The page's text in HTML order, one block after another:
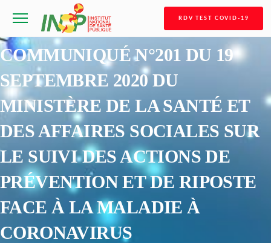
RDV TEST COVID-19
COMMUNIQUÉ N°201 DU 19
SEPTEMBRE 2020 DU
MINISTÈRE DE LA SANTÉ ET
DES AFFAIRES SOCIALES SUR
LE SUIVI DES ACTIONS DE
PRÉVENTION ET DE RIPOSTE
FACE À LA MALADIE À
CORONAVIRUS